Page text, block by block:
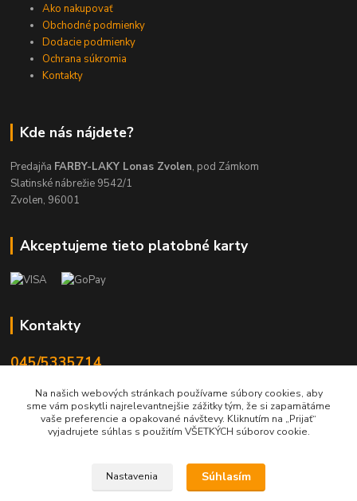
Ako nakupovať
Obchodné podmienky
Dodacie podmienky
Ochrana súkromia
Kontakty
Kde nás nájdete?
Predajňa FARBY-LAKY Lonas Zvolen, pod Zámkom
Slatinské nábrežie 9542/1
Zvolen, 96001
Akceptujeme tieto platobné karty
Kontakty
045/5335714
info@lonas.sk
Na našich webových stránkach používame súbory cookies, aby
sme vám poskytli najrelevantnejšie zážitky tým, že si zapamätáme
vaše preferencie a opakované návštevy. Kliknutím na „Prijať“
vyjadrujete súhlas s použitím VŠETKÝCH súborov cookie.
Nastavenia Súhlasím